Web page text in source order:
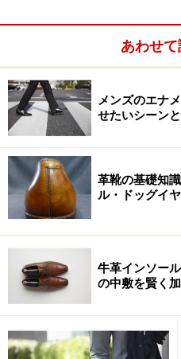
撥水：皮革や生地に水より
を付着させることで、そう
を大きくし、「通気性は保
せる」加工。
あわせ
メンズのエナ
せたいシーン
革靴の基礎知
ル・ドッグイ
牛革インソー
の中敷を賢く